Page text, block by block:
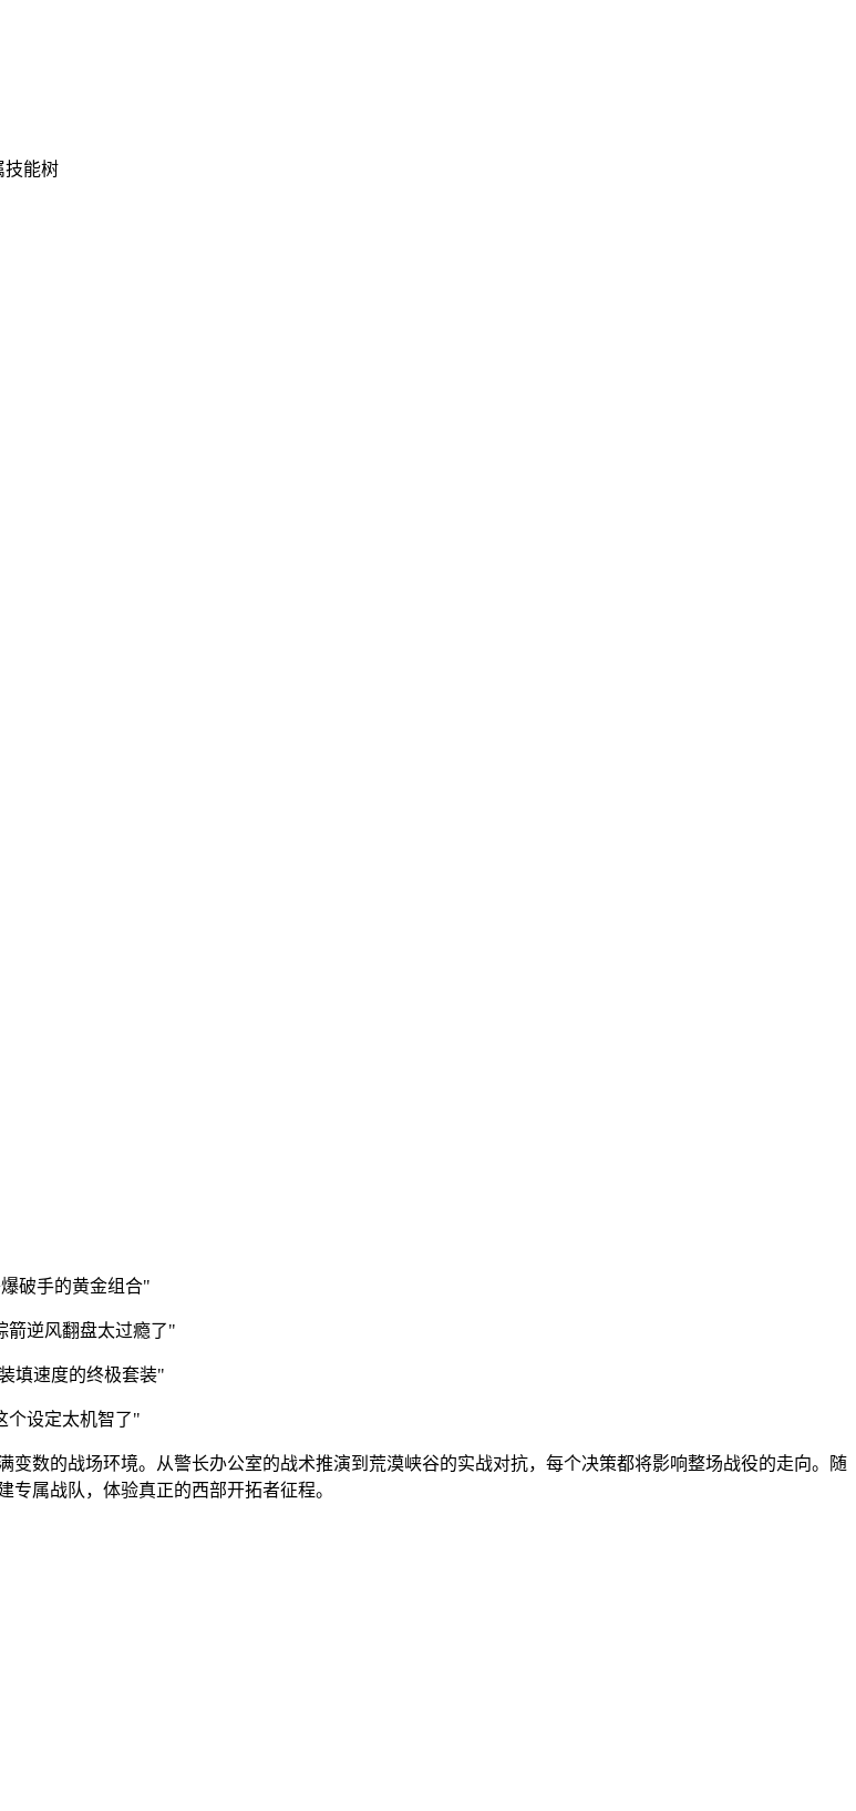
技能树
破手的黄金组合"
箭逆风翻盘太过瘾了"
填速度的终极套装"
个设定太机智了"
数的战场环境。从警长办公室的战术推演到荒漠峡谷的实战对抗，每个决策都将影响整场战役的走向。随
属战队，体验真正的西部开拓者征程。